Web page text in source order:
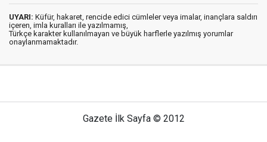
UYARI: Küfür, hakaret, rencide edici cümleler veya imalar, inançlara saldırı
içeren, imla kuralları ile yazılmamış,
Türkçe karakter kullanılmayan ve büyük harflerle yazılmış yorumlar
onaylanmamaktadır.
Gazete İlk Sayfa © 2012